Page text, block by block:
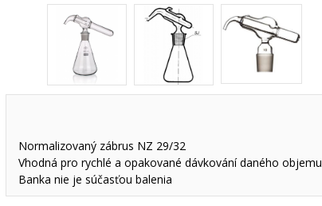
Normalizovaný zábrus NZ 29/32
Vhodná pro rychlé a opakované dávkování daného objemu
Banka nie je súčasťou balenia